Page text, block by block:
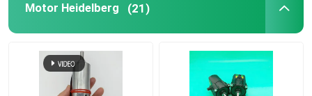
Motor Heidelberg (21)